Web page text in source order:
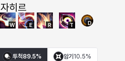
자히르
W E R T D
투척89.5% 암기 10.5%